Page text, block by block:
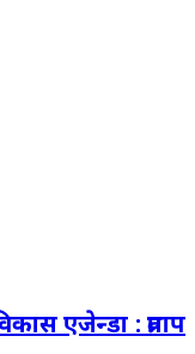
एजेन्डा : प्रताप